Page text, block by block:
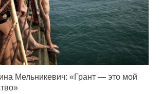
Мельникевич: «Грант — это мой